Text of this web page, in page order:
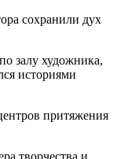
сохранили дух
залу художника,
историями
притяжения
творчества и